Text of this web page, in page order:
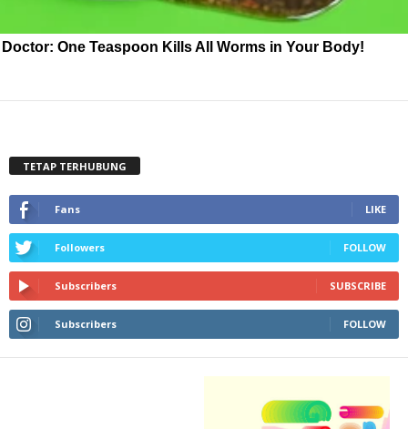
Doctor: One Teaspoon Kills All Worms in Your Body!
TETAP TERHUBUNG
Fans LIKE
Followers FOLLOW
Subscribers SUBSCRIBE
Subscribers FOLLOW